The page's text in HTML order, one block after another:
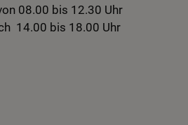
08.00 bis 12.30 Uhr
14.00 bis 18.00 Uhr